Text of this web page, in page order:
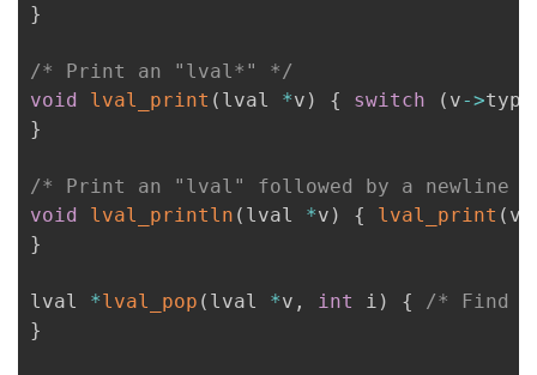
}
/* Print an "lval*" */
void
lval_print ( lval *v ) { switch ( v->type
}
/* Print an "lval" followed by a newline
void
lval_println ( lval *v ) { lval_print ( v
}
lval *lval_pop ( lval *v , int i ) {
/* Find
}